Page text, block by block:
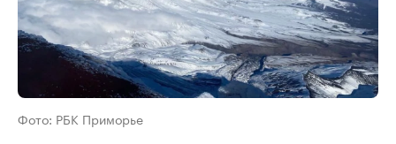
Фото: РБК Приморье